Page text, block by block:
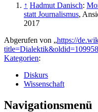
↑ Hadmut Danisch:
statt Journalismus,
2017
Abgerufen von „https://
Kategorien:
Diskurs
Wissenschaft
Navigationsmenü